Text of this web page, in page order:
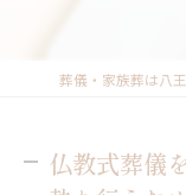
仏教式葬儀